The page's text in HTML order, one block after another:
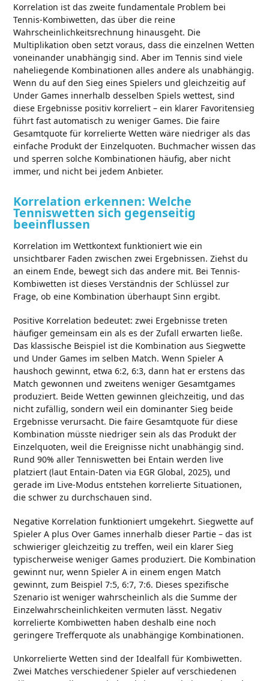
Korrelation ist das zweite fundamentale Problem bei
Tennis-Kombiwetten, das über die reine
Wahrscheinlichkeitsrechnung hinausgeht. Die
Multiplikation oben setzt voraus, dass die einzelnen Wetten
voneinander unabhängig sind. Aber im Tennis sind viele
naheliegende Kombinationen alles andere als unabhängig.
Wenn du auf den Sieg eines Spielers und gleichzeitig auf
Under Games innerhalb desselben Spiels wettest, sind
diese Ergebnisse positiv korreliert – ein klarer Favoritensieg
führt fast automatisch zu weniger Games. Die faire
Gesamtquote für korrelierte Wetten wäre niedriger als das
einfache Produkt der Einzelquoten. Buchmacher wissen das
und sperren solche Kombinationen häufig, aber nicht
immer, und nicht bei jedem Anbieter.
Korrelation erkennen: Welche
Tenniswetten sich gegenseitig
beeinflussen
Korrelation im Wettkontext funktioniert wie ein
unsichtbarer Faden zwischen zwei Ergebnissen. Ziehst du
an einem Ende, bewegt sich das andere mit. Bei Tennis-
Kombiwetten ist dieses Verständnis der Schlüssel zur
Frage, ob eine Kombination überhaupt Sinn ergibt.
Positive Korrelation bedeutet: zwei Ergebnisse treten
häufiger gemeinsam ein als es der Zufall erwarten ließe.
Das klassische Beispiel ist die Kombination aus Siegwette
und Under Games im selben Match. Wenn Spieler A
haushoch gewinnt, etwa 6:2, 6:3, dann hat er erstens das
Match gewonnen und zweitens weniger Gesamtgames
produziert. Beide Wetten gewinnen gleichzeitig, und das
nicht zufällig, sondern weil ein dominanter Sieg beide
Ergebnisse verursacht. Die faire Gesamtquote für diese
Kombination müsste niedriger sein als das Produkt der
Einzelquoten, weil die Ereignisse nicht unabhängig sind.
Rund 90% aller Tenniswetten bei Entain werden live
platziert (laut Entain-Daten via EGR Global, 2025), und
gerade im Live-Modus entstehen korrelierte Situationen,
die schwer zu durchschauen sind.
Negative Korrelation funktioniert umgekehrt. Siegwette auf
Spieler A plus Over Games innerhalb dieser Partie – das ist
schwieriger gleichzeitig zu treffen, weil ein klarer Sieg
typischerweise weniger Games produziert. Die Kombination
gewinnt nur, wenn Spieler A in einem engen Match
gewinnt, zum Beispiel 7:5, 6:7, 7:6. Dieses spezifische
Szenario ist weniger wahrscheinlich als die Summe der
Einzelwahrscheinlichkeiten vermuten lässt. Negativ
korrelierte Kombiwetten haben deshalb eine noch
geringere Trefferquote als unabhängige Kombinationen.
Unkorrelierte Wetten sind der Idealfall für Kombiwetten.
Zwei Matches verschiedener Spieler auf verschiedenen